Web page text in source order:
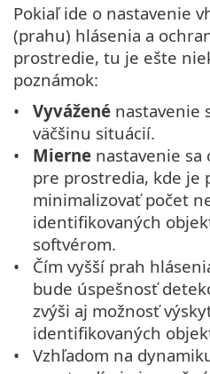
Pokiaľ ide o nastavenie
(prahu) hlásenia a
prostredie, tu je ešte
poznámok:
Vyvážené nastavenie
väčšinu situácií.
Mierne nastavenie sa
pre prostredia, kde je
minimalizovať počet
identifikovaných
softvérom.
Čím vyšší prah
bude úspešnosť
zvýši aj možnosť
identifikovaných
Vzhľadom na